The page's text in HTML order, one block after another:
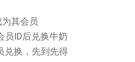
其会员
员ID后兑换牛奶
兑换，先到先得